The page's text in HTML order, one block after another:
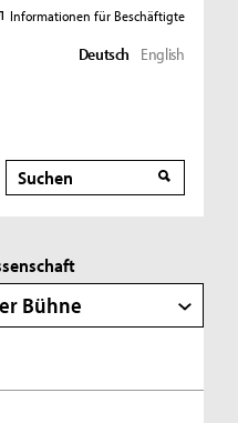
Informationen für Beschäftigte
Deutsch English
Suche
Suche
Bühne